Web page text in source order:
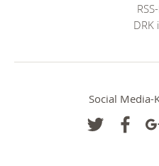
DRK
Social Media-